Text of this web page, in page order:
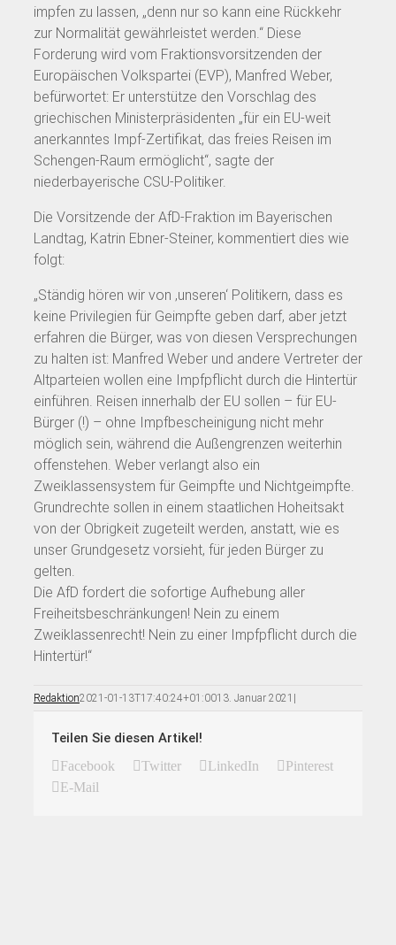
impfen zu lassen, „denn nur so kann eine Rückkehr
zur Normalität gewährleistet werden.“ Diese
Forderung wird vom Fraktionsvorsitzenden der
Europäischen Volkspartei (EVP), Manfred Weber,
befürwortet: Er unterstütze den Vorschlag des
griechischen Ministerpräsidenten „für ein EU-weit
anerkanntes Impf-Zertifikat, das freies Reisen im
Schengen-Raum ermöglicht“, sagte der
niederbayerische CSU-Politiker.
Die Vorsitzende der AfD-Fraktion im Bayerischen
Landtag, Katrin Ebner-Steiner, kommentiert dies wie
folgt:
„Ständig hören wir von ‚unseren‘ Politikern, dass es
keine Privilegien für Geimpfte geben darf, aber jetzt
erfahren die Bürger, was von diesen Versprechungen
zu halten ist: Manfred Weber und andere Vertreter der
Altparteien wollen eine Impfpflicht durch die Hintertür
einführen. Reisen innerhalb der EU sollen – für EU-
Bürger (!) – ohne Impfbescheinigung nicht mehr
möglich sein, während die Außengrenzen weiterhin
offenstehen. Weber verlangt also ein
Zweiklassensystem für Geimpfte und Nichtgeimpfte.
Grundrechte sollen in einem staatlichen Hoheitsakt
von der Obrigkeit zugeteilt werden, anstatt, wie es
unser Grundgesetz vorsieht, für jeden Bürger zu
gelten.
Die AfD fordert die sofortige Aufhebung aller
Freiheitsbeschränkungen! Nein zu einem
Zweiklassenrecht! Nein zu einer Impfpflicht durch die
Hintertür!“
Redaktion2021-01-13T17:40:24+01:0013. Januar 2021 |
Teilen Sie diesen Artikel!
Facebook Twitter LinkedIn
Pinterest
E-Mail